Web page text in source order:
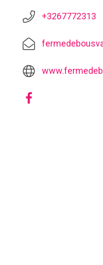
+3267772313